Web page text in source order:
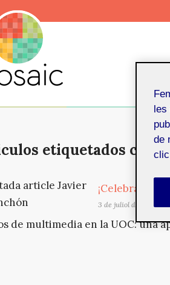
etiquetados con:
¡Celebramos
3 de juliol de 2025
de multimedia en la UOC: una
de